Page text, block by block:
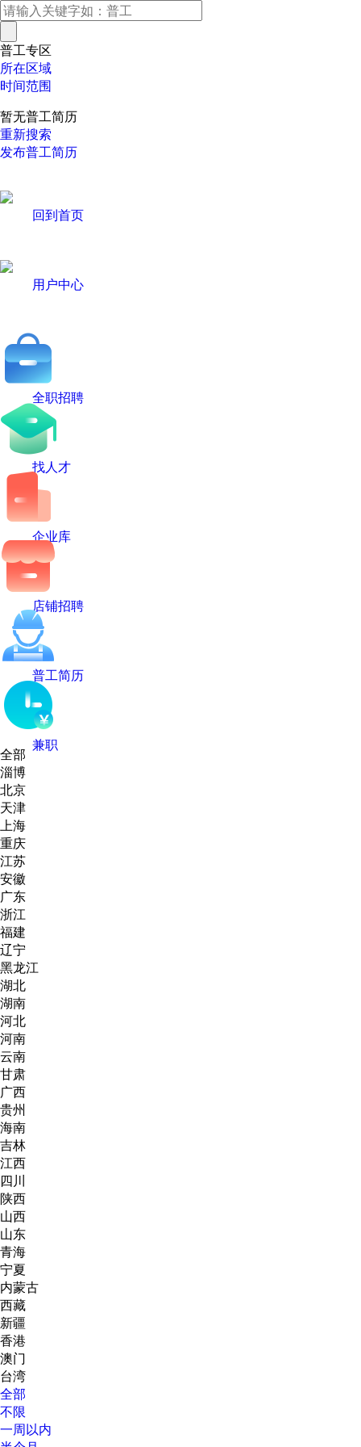
普工专区
所在区域
时间范围
暂无普工简历
重新搜索
发布普工简历
回到首页
用户中心
全职招聘
找人才
企业库
店铺招聘
普工简历
兼职
全部
淄博
北京
天津
上海
重庆
江苏
安徽
广东
浙江
福建
辽宁
黑龙江
湖北
湖南
河北
河南
云南
甘肃
广西
贵州
海南
吉林
江西
四川
陕西
山西
山东
青海
宁夏
内蒙古
西藏
新疆
香港
澳门
台湾
全部
不限
一周以内